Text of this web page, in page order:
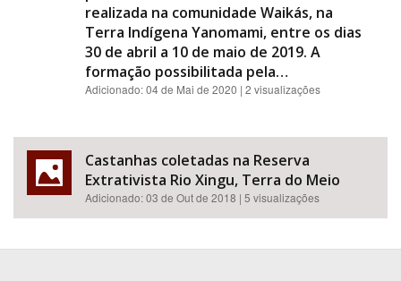
realizada na comunidade Waikás, na
Terra Indígena Yanomami, entre os dias
30 de abril a 10 de maio de 2019. A
formação possibilitada pela…
Adicionado:04 de Mai de 2020 | 2 visualizações
Castanhas coletadas na Reserva
Extrativista Rio Xingu, Terra do Meio
Adicionado:03 de Out de 2018 | 5 visualizações